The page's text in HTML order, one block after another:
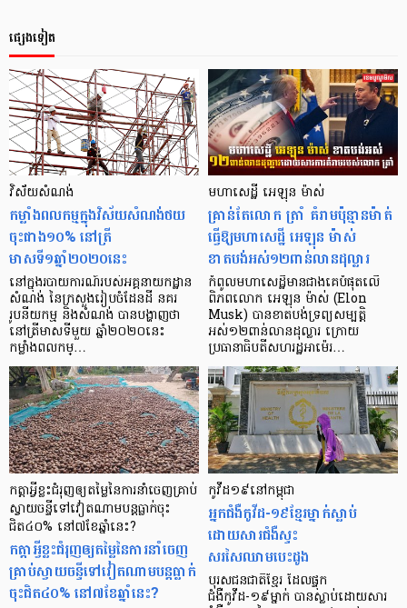
ផ្សេងទៀត
វិស័័យសំណង់
កម្លាំងពលកម្មក្នុងវិស័យសំណង់ថយ
ចុះជាង១០% នៅត្រី
មាសទី១ឆ្នាំ២០២០នេះ
នៅក្នុងរបាយការណ៍របស់អគ្គនាយកដ្ឋាន
សំណង់ នៃក្រសួងរៀបចំដែនដី នគរ
រូបនីយកម្ម និងសំណង់ បានបង្ហាញថា
នៅត្រីមាសទីមួយ ឆ្នាំ២០២០នេះ
កម្លាំងពលកម្…
មហាសេដ្ឋី អេឡុន ម៉ាស់
គ្រាន់តែលោក ត្រាំ គំរាមប៉ុន្មានម៉ាត់
ធ្វើឱ្យមហាសេដ្ឋី អេឡុន ម៉ាស់
ខាតបង់អស់១២ពាន់លានដុល្លារ
កំពូលមហាសេដ្ឋីមានជាងគេបំផុតលើ
ពិភពលោក អេឡុន ម៉ាស់ (Elon
Musk) បានខាតបង់ទ្រព្យសម្បត្តិ
អស់១២ពាន់លានដុល្លារ ក្រោយ
ប្រធានាធិបតីសហរដ្ឋអាម៉េរ…
កត្តាអ្វីខ្លះជំរុញឲ្យតម្លៃនៃការនាំចេញគ្រាប់
ស្វាយចន្ទីទៅវៀតណាមបន្តធ្លាក់ចុះ
ជិត៤០% នៅ៧ខែឆ្នាំនេះ?
កត្តាអ្វីខ្លះជំរុញឲ្យតម្លៃនៃការនាំចេញ
គ្រាប់ស្វាយចន្ទីទៅវៀតណាមបន្តធ្លាក់
ចុះជិត៤០% នៅ៧ខែឆ្នាំនេះ?
កូវីដ១៩នៅកម្ពុជា
អ្នកជំងឺកូវីដ-១៩ខ្មែរម្នាក់ស្លាប់
ដោយសារជំងឺស្ទះ
សរសៃឈាមបេះដូង
បុរសជនជាតិខ្មែរ ដែលផ្ទុក
ជំងឺកូវីដ-១៩ម្នាក់ បានស្លាប់ដោយសារ